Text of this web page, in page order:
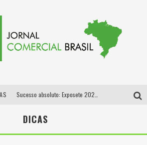
Designer mineira lança jogo educativo sobre coleta seletiva na maior feira de jogos de tabuleiro da América Latina
DICAS